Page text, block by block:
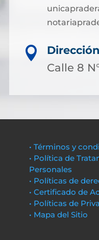

Calle 8
• Términos y
• Política de
Personales
• Políticas de
• Certificado de
• Políticas de
• Mapa del Sitio